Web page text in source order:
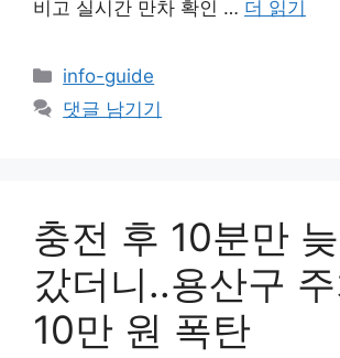
비고 실시간 만차 확인 … 더 읽기
카
테
고
info-guide
댓글 남기기
충전 후 10분만
갔더니..용산구
10만 원 폭탄